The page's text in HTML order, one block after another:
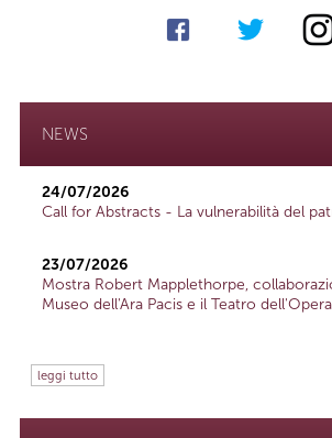
NEWS
24/07/2026
Call for Abstracts - La vulnerabilità del
23/07/2026
Mostra Robert Mapplethorpe,
Museo dell'Ara Pacis e il Teatro
leggi tutto